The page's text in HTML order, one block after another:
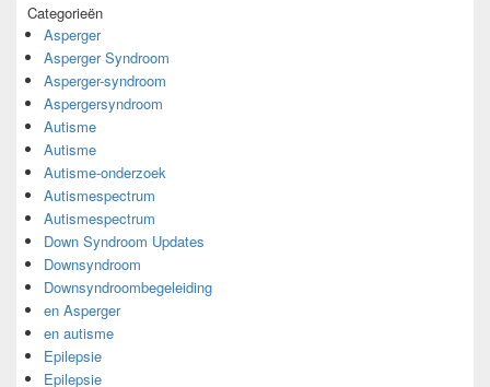
Categorieën
Asperger
Asperger Syndroom
Asperger-syndroom
Aspergersyndroom
Autisme
Autisme
Autisme-onderzoek
Autismespectrum
Autismespectrum
Down Syndroom Updates
Downsyndroom
Downsyndroombegeleiding
en Asperger
en autisme
Epilepsie
Epilepsie